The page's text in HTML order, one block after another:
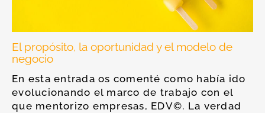
El propósito, la oportunidad y el modelo de
negocio
En esta entrada os comenté como había ido
evolucionando el marco de trabajo con el
que mentorizo empresas, EDV©. La verdad